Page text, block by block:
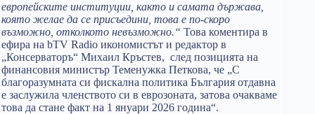
европейските институции, както и самата държава,
която желае да се присъедини, това е по-скоро
възможно, отколкото невъзможно.“ Това коментира в
ефира на bTV Radio икономистът и редактор в
„Консерваторъ“ Михаил Кръстев, след позицията на
финансовия министър Теменужка Петкова, че „С
благоразумната си фискална политика България отдавна
е заслужила членството си в еврозоната, затова очакваме
това да стане факт на 1 януари 2026 година“.